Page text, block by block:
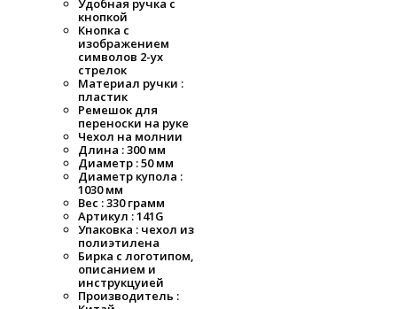
Удобная ручка с
кнопкой
Кнопка с
изображением
символов 2-ух
стрелок
Материал ручки :
пластик
Ремешок для
переноски на руке
Чехол на молнии
Длина : 300 мм
Диаметр : 50 мм
Диаметр купола :
1030 мм
Вес : 330 грамм
Артикул : 141G
Упаковка : чехол из
полиэтилена
Бирка с логотипом,
описанием и
инструкцуией
Производитель :